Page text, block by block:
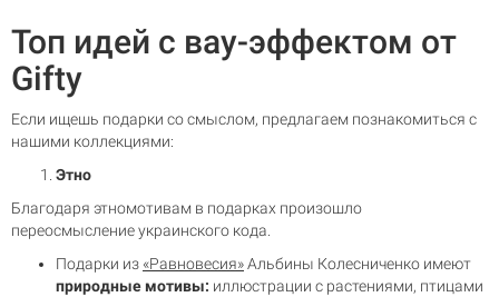
Топ идей с вау-эффектом от
Gifty
Если ищешь подарки со смыслом, предлагаем познакомиться с
нашими коллекциями:
Этно
Благодаря этномотивам в подарках произошло
переосмысление украинского кода.
Подарки из «Равновесия»Альбины Колесниченко имеют
природные мотивы: иллюстрации с растениями, птицами